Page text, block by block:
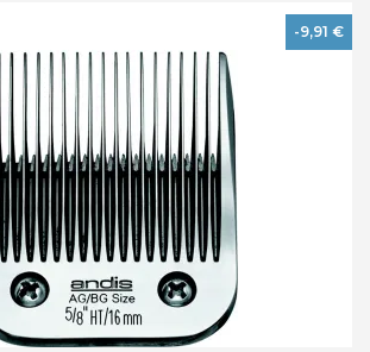
-9,91 €